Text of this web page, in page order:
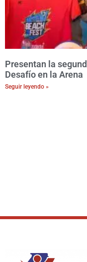
Presentan la
Desafío en la Arena
Seguir leyendo »